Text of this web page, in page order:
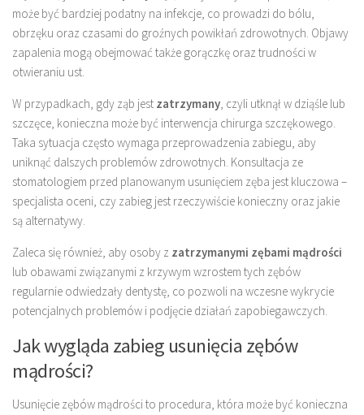
może być bardziej podatny na infekcje, co prowadzi do bólu,
obrzęku oraz czasami do groźnych powikłań zdrowotnych. Objawy
zapalenia mogą obejmować także gorączkę oraz trudności w
otwieraniu ust.
W przypadkach, gdy ząb jest zatrzymany, czyli utknął w dziąśle lub
szczęce, konieczna może być interwencja chirurga szczękowego.
Taka sytuacja często wymaga przeprowadzenia zabiegu, aby
uniknąć dalszych problemów zdrowotnych. Konsultacja ze
stomatologiem przed planowanym usunięciem zęba jest kluczowa –
specjalista oceni, czy zabieg jest rzeczywiście konieczny oraz jakie
są alternatywy.
Zaleca się również, aby osoby z zatrzymanymi zębami mądrości
lub obawami związanymi z krzywym wzrostem tych zębów
regularnie odwiedzały dentystę, co pozwoli na wczesne wykrycie
potencjalnych problemów i podjęcie działań zapobiegawczych.
Jak wygląda zabieg usunięcia zębów
mądrości?
Usunięcie zębów mądrości to procedura, która może być konieczna